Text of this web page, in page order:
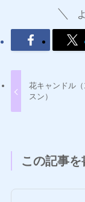
花キャンドル
スン）
この記事を